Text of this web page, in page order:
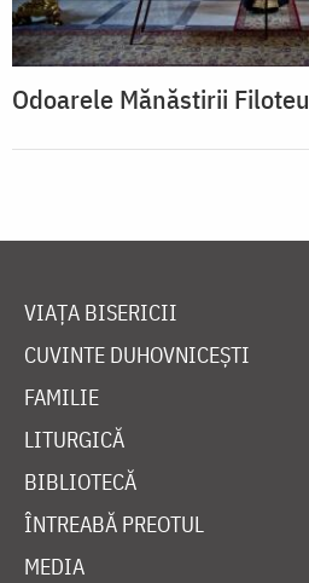
Odoarele Mănăstirii Filoteu
VIAȚA BISERICII
CUVINTE DUHOVNICEȘTI
FAMILIE
LITURGICĂ
BIBLIOTECĂ
ÎNTREABĂ PREOTUL
MEDIA